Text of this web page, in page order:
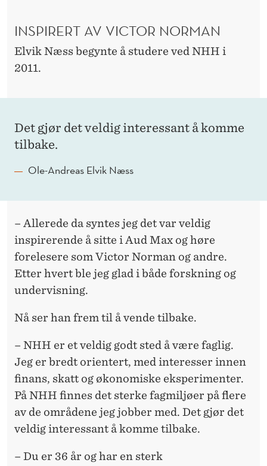
INSPIRERT AV VICTOR NORMAN
Elvik Næss begynte å studere ved NHH i
2011.
Det gjør det veldig interessant å komme
tilbake.
Ole-Andreas Elvik Næss
– Allerede da syntes jeg det var veldig
inspirerende å sitte i Aud Max og høre
forelesere som Victor Norman og andre.
Etter hvert ble jeg glad i både forskning og
undervisning.
Nå ser han frem til å vende tilbake.
– NHH er et veldig godt sted å være faglig.
Jeg er bredt orientert, med interesser innen
finans, skatt og økonomiske eksperimenter.
På NHH finnes det sterke fagmiljøer på flere
av de områdene jeg jobber med. Det gjør det
veldig interessant å komme tilbake.
– Du er 36 år og har en sterk